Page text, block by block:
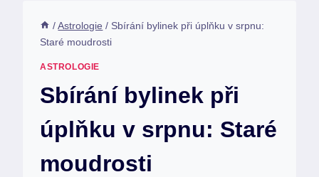
/ Astrologie / Sbírání bylinek při úplňku v srpnu:
Staré moudrosti
ASTROLOGIE
Sbírání bylinek při
úplňku v srpnu: Staré
moudrosti